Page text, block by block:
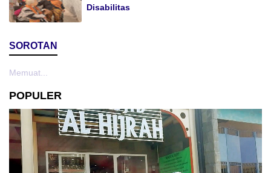
Disabilitas
SOROTAN
Memuat...
POPULER